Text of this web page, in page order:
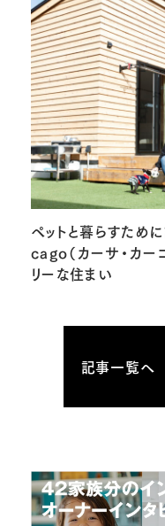
ペットと暮らすため
cago（カーサ・カー
リーな住まい
記事一覧へ